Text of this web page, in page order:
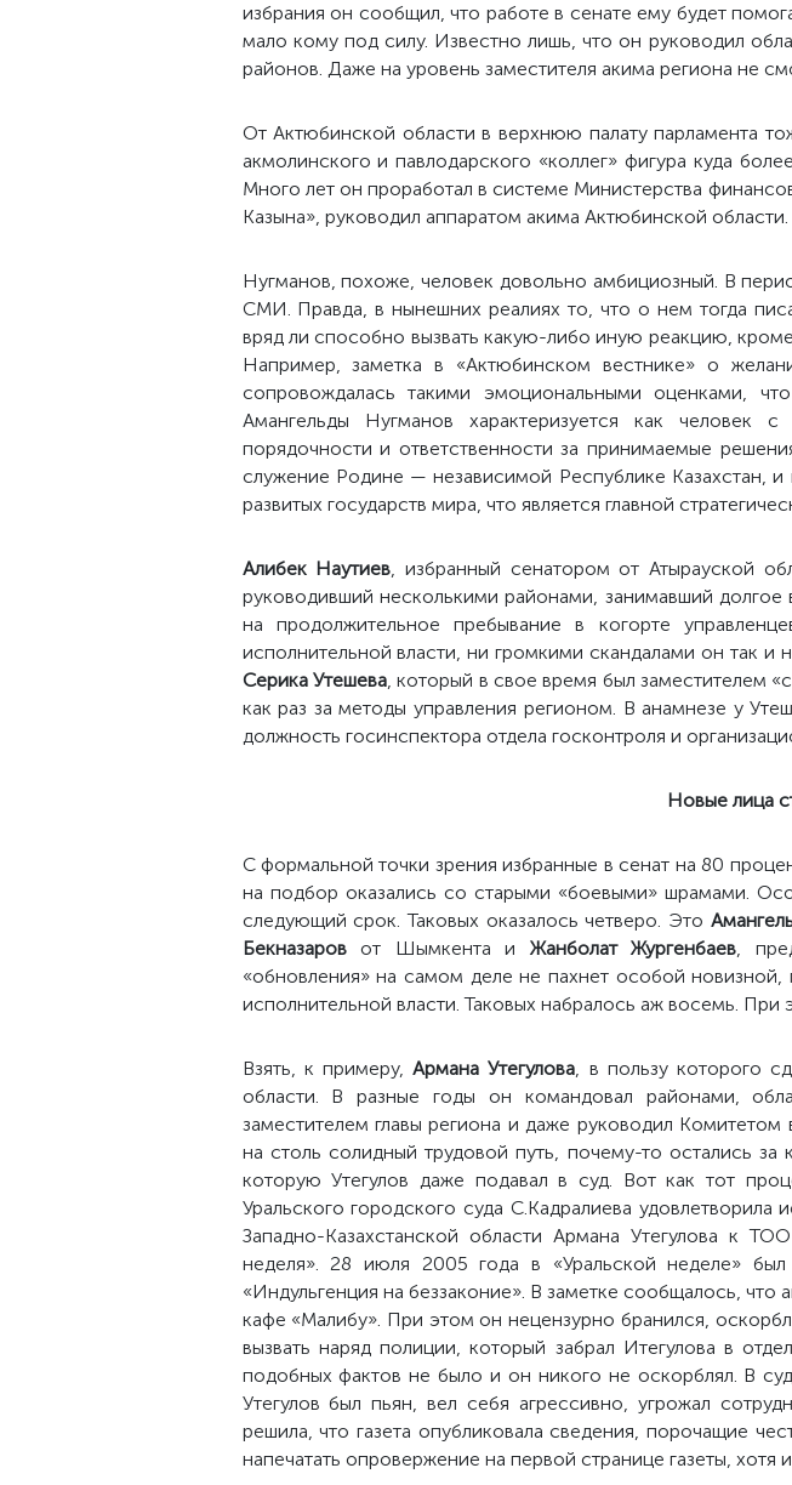
избрания он сообщил, что работе в сенате ему будет
мало кому под силу. Известно лишь, что он руководил
районов. Даже на уровень заместителя акима региона не
От Актюбинской области в верхнюю палату парламента
акмолинского и павлодарского «коллег» фигура куда
Много лет он проработал в системе Министерства
Казына», руководил аппаратом акима Актюбинской области.
Нугманов, похоже, человек довольно амбициозный. В
СМИ. Правда, в нынешних реалиях то, что о нем тогда
вряд ли способно вызвать какую-либо иную реакцию,
Например, заметка в «Актюбинском вестнике» о
сопровождалась такими эмоциональными оценками,
Амангельды Нугманов характеризуется как человек
порядочности и ответственности за принимаемые
служение Родине — независимой Республике Казахстан,
развитых государств мира, что является главной
Алибек Наутиев, избранный сенатором от Атырауской
руководивший несколькими районами, занимавший
на продолжительное пребывание в когорте
исполнительной власти, ни громкими скандалами он так и
Серика Утешева, который в свое время был заместителем
как раз за методы управления регионом. В анамнезе у
должность госинспектора отдела госконтроля и
Новые лица
С формальной точки зрения избранные в сенат на 80
на подбор оказались со старыми «боевыми» шрамами.
следующий срок. Таковых оказалось четверо. Это
Бекназаровот Шымкента и Жанболат Жургенбаев,
«обновления» на самом деле не пахнет особой новизной,
исполнительной власти. Таковых набралось аж восемь.
Взять, к примеру,Армана Утегулова, в пользу которого
области. В разные годы он командовал районами,
заместителем главы региона и даже руководил
на столь солидный трудовой путь, почему-то остались
которую Утегулов даже подавал в суд. Вот как тот
Уральского городского суда С.Кадралиева
Западно-Казахстанской области Армана Утегулова к
неделя». 28 июля 2005 года в «Уральской неделе» был
«Индульгенция на беззаконие». В заметке сообщалось, что
кафе «Малибу». При этом он нецензурно бранился,
вызвать наряд полиции, который забрал Итегулова в
подобных фактов не было и он никого не оскорблял. В
Утегулов был пьян, вел себя агрессивно, угрожал
решила, что газета опубликовала сведения, порочащие
напечатать опровержение на первой странице газеты,